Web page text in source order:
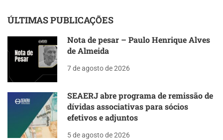
ÚLTIMAS PUBLICAÇÕES
Nota de pesar – Paulo Henrique Alves
de Almeida
7 de agosto de 2026
SEAERJ abre programa de remissão de
dívidas associativas para sócios
efetivos e adjuntos
5 de agosto de 2026